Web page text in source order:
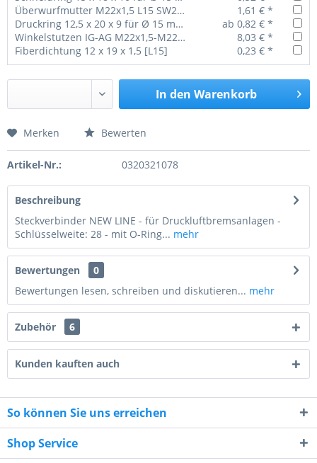
Überwurfmutter M22x1,5 L15 SW27 (lang)
1,61 € *
Druckring 12,5 x 20 x 9 für Ø 15 mm Rohr
ab 0,82 € *
Winkelstutzen IG-AG M22x1,5-M22x1,5
8,03 € *
Fiberdichtung 12 x 19 x 1,5 [L15]
0,23 € *
In den Warenkorb
Preis anfragen
7 - 3 = ?
Merken Bewerten
Artikel-Nr.: 0320321078
Beschreibung
Steckverbinder NEW LINE - für Druckluftbremsanlagen -
Schlüsselweite: 28 - mit O-Ring... mehr
Bewertungen
0
Bewertungen lesen, schreiben und diskutieren... mehr
Zubehör 6
Kunden kauften auch
So können Sie uns erreichen
Shop Service